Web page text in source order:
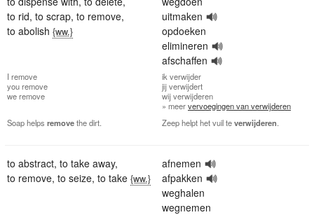
to rid, to scrap, to remove,
to abolish {ww.}
uitmaken
opdoeken
elimineren
afschaffen
I remove
youremove
weremove
ik verwijder
jijverwijdert
wijverwijderen
» meervervoegingen van verwijderen
Soap helps removethe dirt. Zeep helpt het vuil teverwijderen
to abstract, to take away,
to remove, to seize, to take {ww.}
afnemen
afpakken
weghalen
wegnemen